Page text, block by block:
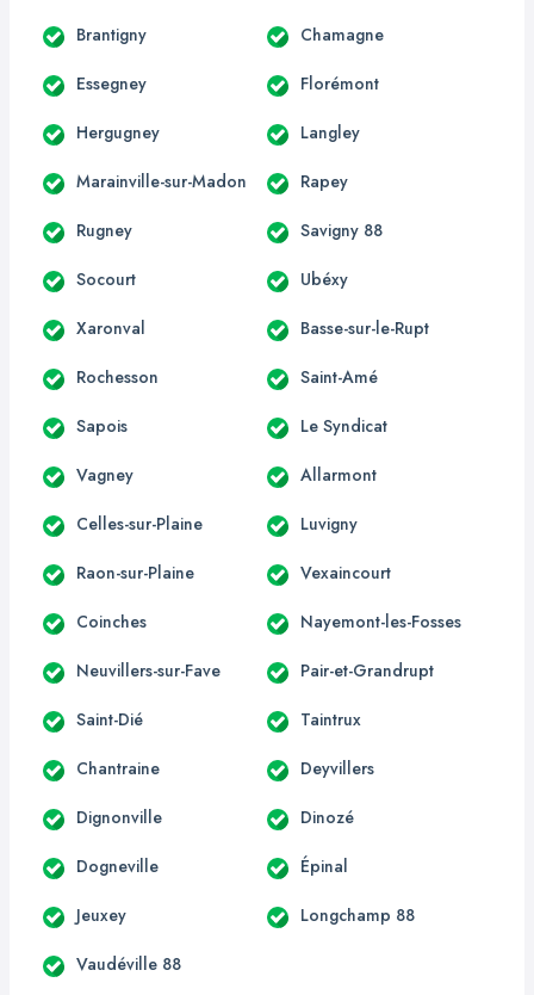
Brantigny Chamagne
Essegney Florémont
Hergugney Langley
Marainville-sur-Madon Rapey
Rugney Savigny 88
Socourt Ubéxy
Xaronval Basse-sur-le-Rupt
Rochesson Saint-Amé
Sapois Le Syndicat
Vagney Allarmont
Celles-sur-Plaine Luvigny
Raon-sur-Plaine Vexaincourt
Coinches Nayemont-les-Fosses
Neuvillers-sur-Fave Pair-et-Grandrupt
Saint-Dié Taintrux
Chantraine Deyvillers
Dignonville Dinozé
Dogneville Épinal
Jeuxey Longchamp 88
Vaudéville 88